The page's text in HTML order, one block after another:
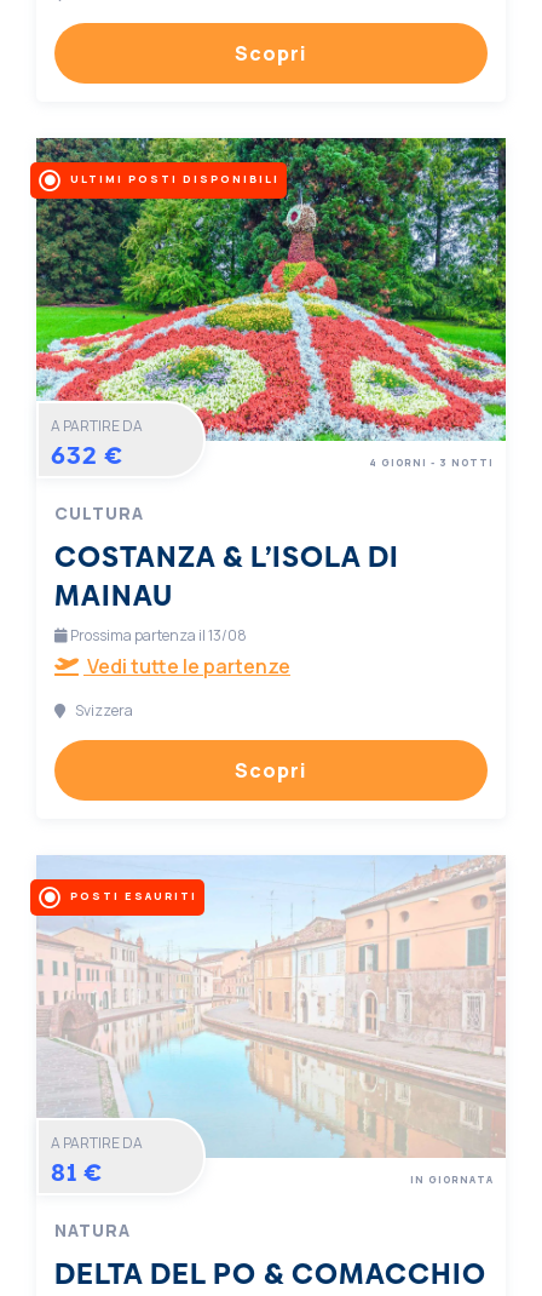
Scopri
ULTIMI POSTI DISPONIBILI
A PARTIRE DA
632 €
CULTURA
COSTANZA & L’ISOLA DI
MAINAU
4 GIORNI - 3 NOTTI
Prossima partenza il 13/08
Vedi tutte le partenze
Svizzera
Scopri
POSTI ESAURITI
A PARTIRE DA
81 €
NATURA
DELTA DEL PO & COMACCHIO
IN GIORNATA